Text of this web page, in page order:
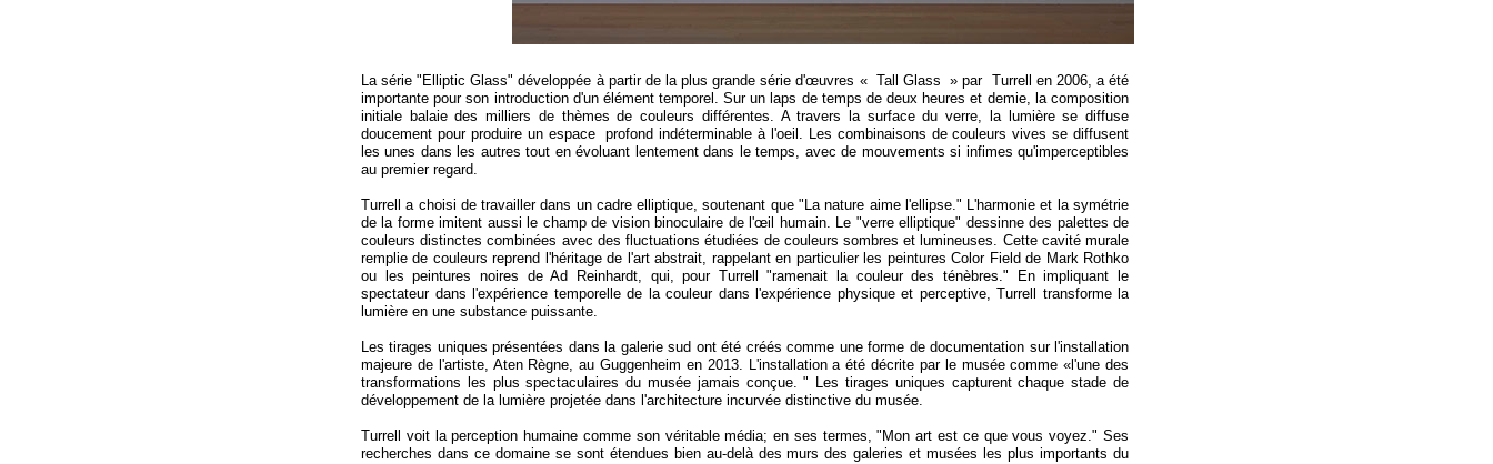
La série "Elliptic Glass" développée à partir de la plus grande série d'œuvres « Tall Glass » par Turrell en 2006, a été
importante pour son introduction d'un élément temporel. Sur un laps de temps de deux heures et demie, la composition
initiale balaie des milliers de thèmes de couleurs différentes. A travers la surface du verre, la lumière se diffuse
doucement pour produire un espace profond indéterminable à l'oeil. Les combinaisons de couleurs vives se diffusent
les unes dans les autres tout en évoluant lentement dans le temps, avec de mouvements si infimes qu'imperceptibles
au premier regard.
Turrell a choisi de travailler dans un cadre elliptique, soutenant que "La nature aime l'ellipse." L'harmonie et la symétrie
de la forme imitent aussi le champ de vision binoculaire de l'œil humain. Le "verre elliptique" dessinne des palettes de
couleurs distinctes combinées avec des fluctuations étudiées de couleurs sombres et lumineuses. Cette cavité murale
remplie de couleurs reprend l'héritage de l'art abstrait, rappelant en particulier les peintures Color Field de Mark Rothko
ou les peintures noires de Ad Reinhardt, qui, pour Turrell "ramenait la couleur des ténèbres." En impliquant le
spectateur dans l'expérience temporelle de la couleur dans l'expérience physique et perceptive, Turrell transforme la
lumière en une substance puissante.
Les tirages uniques présentées dans la galerie sud ont été créés comme une forme de documentation sur l'installation
majeure de l'artiste, Aten Règne, au Guggenheim en 2013. L'installation a été décrite par le musée comme «l'une des
transformations les plus spectaculaires du musée jamais conçue. " Les tirages uniques capturent chaque stade de
développement de la lumière projetée dans l'architecture incurvée distinctive du musée.
Turrell voit la perception humaine comme son véritable média; en ses termes, "Mon art est ce que vous voyez." Ses
recherches dans ce domaine se sont étendues bien au-delà des murs des galeries et musées les plus importants du